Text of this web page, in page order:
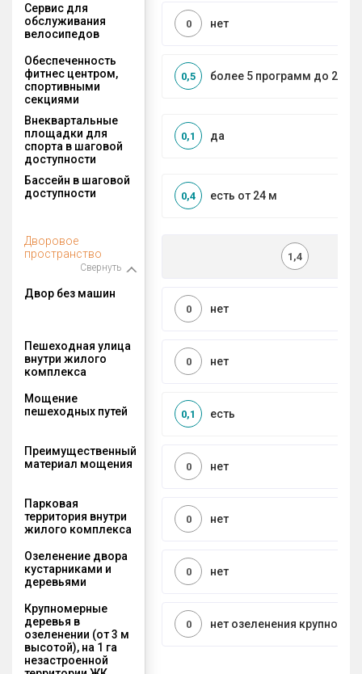
Сервис для
обслуживания
велосипедов
нет
0
Обеспеченность
фитнес центром,
спортивными
секциями
более 5 программ до 2 км
0,5
Внеквартальные
площадки для
спорта в шаговой
доступности
да
0,1
Бассейн в шаговой
доступности
есть от 24 м
0,4
Дворовое
пространство
Свернуть
1,4
Двор без машин
нет
0
Пешеходная улица
внутри жилого
комплекса
нет
0
Мощение
пешеходных путей
есть
0,1
Преимущественный
материал мощения
нет
0
Парковая
территория внутри
жилого комплекса
нет
0
Озеленение двора
кустарниками и
деревьями
нет
0
Крупномерные
деревья в
озеленении (от 3 м
высотой), на 1 га
незастроенной
нет озеленения
0